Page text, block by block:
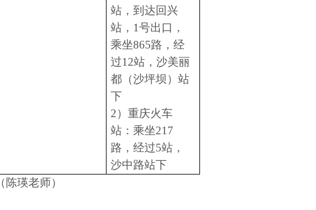
站，到达回兴
站， 1号出口，
乘坐865路，经
过12站，沙美丽
都（沙坪坝）站
下
2）重庆火车
站：乘坐217
路，经过5站，
沙中路站下
（陈瑛老师）